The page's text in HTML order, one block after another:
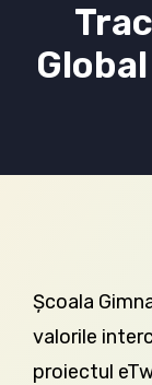
Școala
valorile
proiectul